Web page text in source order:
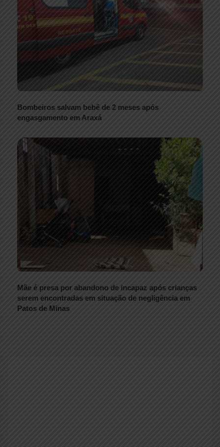
Bombeiros salvam bebê de 2 meses após
engasgamento em Araxá
Mãe é presa por abandono de incapaz após crianças
serem encontradas em situação de negligência em
Patos de Minas